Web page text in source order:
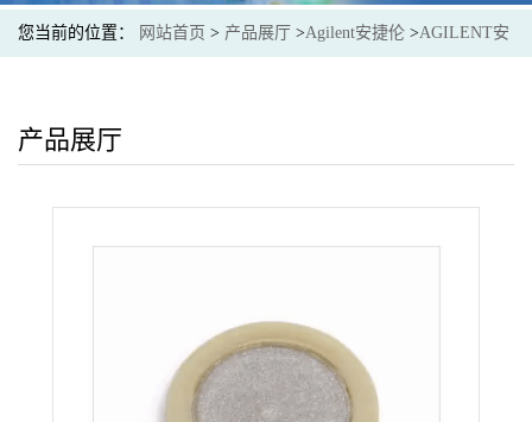
您当前的位置： 网站首页 > 产品展厅 >Agilent安捷伦 >AGILENT安
1551 配套使用,10/包
产品展厅